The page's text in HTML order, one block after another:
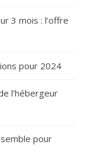
3 mois : l’offre
pour 2024
l’hébergeur
pour